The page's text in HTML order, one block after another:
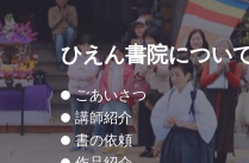
ひえん書院につい
ごあいさつ
講師紹介
書の依頼